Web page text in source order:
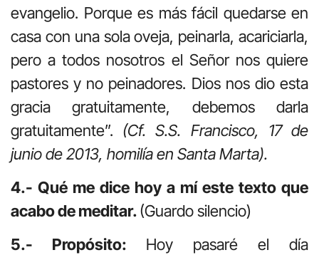
evangelio. Porque es más fácil quedarse en
casa con una sola oveja, peinarla, acariciarla,
pero a todos nosotros el Señor nos quiere
pastores y no peinadores. Dios nos dio esta
gracia gratuitamente, debemos darla
gratuitamente”. (Cf. S.S. Francisco, 17 de
junio de 2013, homilía en Santa Marta).
4.- Qué me dice hoy a mí este texto que
acabo de meditar.(Guardo silencio)
5.- Propósito: Hoy pasaré el día